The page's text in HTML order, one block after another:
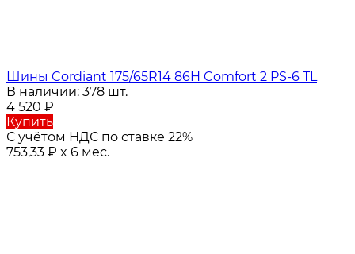
Шины Cordiant 175/65R14 86H Comfort 2 PS-6 TL
В наличии: 378 шт.
4 520 ₽
Купить
С учётом НДС по ставке 22%
753,33 ₽ x 6 мес.